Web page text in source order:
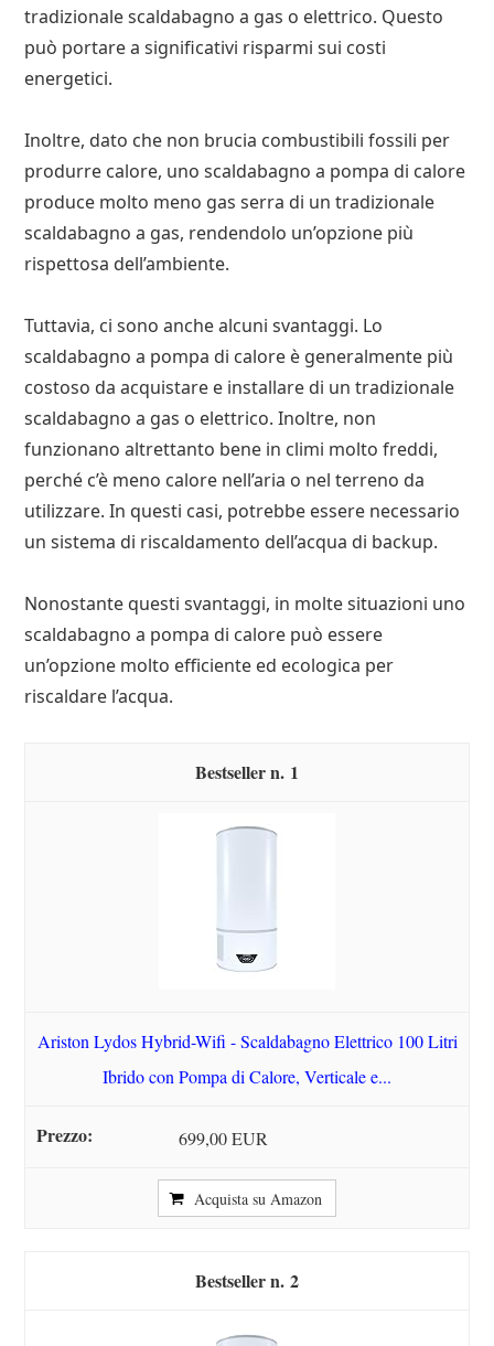
tradizionale scaldabagno a gas o elettrico. Questo
può portare a significativi risparmi sui costi
energetici.
Inoltre, dato che non brucia combustibili fossili per
produrre calore, uno scaldabagno a pompa di calore
produce molto meno gas serra di un tradizionale
scaldabagno a gas, rendendolo un’opzione più
rispettosa dell’ambiente.
Tuttavia, ci sono anche alcuni svantaggi. Lo
scaldabagno a pompa di calore è generalmente più
costoso da acquistare e installare di un tradizionale
scaldabagno a gas o elettrico. Inoltre, non
funzionano altrettanto bene in climi molto freddi,
perché c’è meno calore nell’aria o nel terreno da
utilizzare. In questi casi, potrebbe essere necessario
un sistema di riscaldamento dell’acqua di backup.
Nonostante questi svantaggi, in molte situazioni uno
scaldabagno a pompa di calore può essere
un’opzione molto efficiente ed ecologica per
riscaldare l’acqua.
1
Ariston Lydos Hybrid-Wifi - Scaldabagno Elettrico 100 Litri
Ibrido con Pompa di Calore, Verticale e...
699,00 EUR
Acquista su Amazon
2